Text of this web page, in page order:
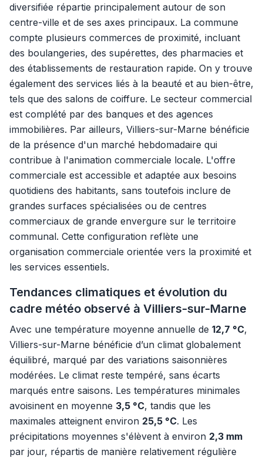
diversifiée répartie principalement autour de son
centre-ville et de ses axes principaux. La commune
compte plusieurs commerces de proximité, incluant
des boulangeries, des supérettes, des pharmacies et
des établissements de restauration rapide. On y trouve
également des services liés à la beauté et au bien-être,
tels que des salons de coiffure. Le secteur commercial
est complété par des banques et des agences
immobilières. Par ailleurs, Villiers-sur-Marne bénéficie
de la présence d'un marché hebdomadaire qui
contribue à l'animation commerciale locale. L'offre
commerciale est accessible et adaptée aux besoins
quotidiens des habitants, sans toutefois inclure de
grandes surfaces spécialisées ou de centres
commerciaux de grande envergure sur le territoire
communal. Cette configuration reflète une
organisation commerciale orientée vers la proximité et
les services essentiels.
Tendances climatiques et évolution du
cadre météo observé à Villiers-sur-Marne
Avec une température moyenne annuelle de 12,7 °C,
Villiers-sur-Marne bénéficie d’un climat globalement
équilibré, marqué par des variations saisonnières
modérées. Le climat reste tempéré, sans écarts
marqués entre saisons. Les températures minimales
avoisinent en moyenne 3,5 °C, tandis que les
maximales atteignent environ 25,5 °C. Les
précipitations moyennes s'élèvent à environ 2,3 mm
par jour, répartis de manière relativement régulière